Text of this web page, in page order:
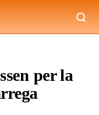
per la